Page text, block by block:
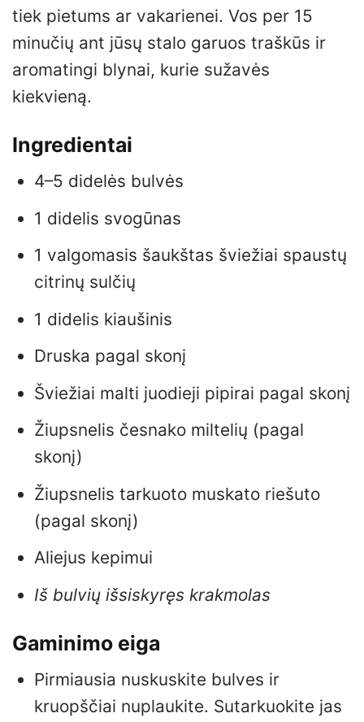
tiek pietums ar vakarienei. Vos per 15
minučių ant jūsų stalo garuos traškūs ir
aromatingi blynai, kurie sužavės
kiekvieną.
Ingredientai
4–5 didelės bulvės
1 didelis svogūnas
1 valgomasis šaukštas šviežiai spaustų
citrinų sulčių
1 didelis kiaušinis
Druska pagal skonį
Šviežiai malti juodieji pipirai pagal skonį
Žiupsnelis česnako miltelių (pagal
skonį)
Žiupsnelis tarkuoto muskato riešuto
(pagal skonį)
Aliejus kepimui
Iš bulvių išsiskyręs krakmolas
Gaminimo eiga
Pirmiausia nuskuskite bulves ir
kruopščiai nuplaukite. Sutarkuokite jas